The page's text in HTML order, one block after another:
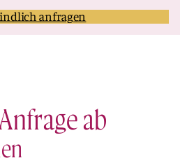
anfragen
ab